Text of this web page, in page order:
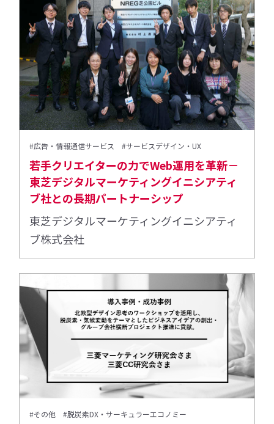
#広告・情報通信サービス #サービスデザイン・UX
若手クリエイターの力でWeb運用を革新－
東芝デジタルマーケティングイニシアティ
ブ社との長期パートナーシップ
東芝デジタルマーケティングイニシアティ
ブ株式会社
#その他 #脱炭素DX・サーキュラーエコノミー